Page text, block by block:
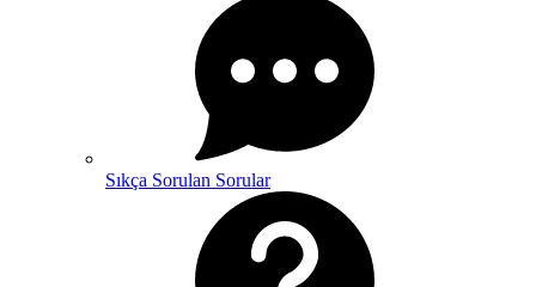
Sıkça Sorulan Sorular